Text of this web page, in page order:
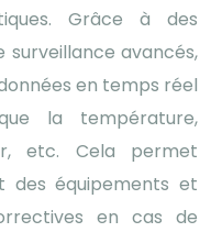
Grâce à des
avancés,
en temps réel
la température,
etc. Cela permet
des équipements et
en cas de